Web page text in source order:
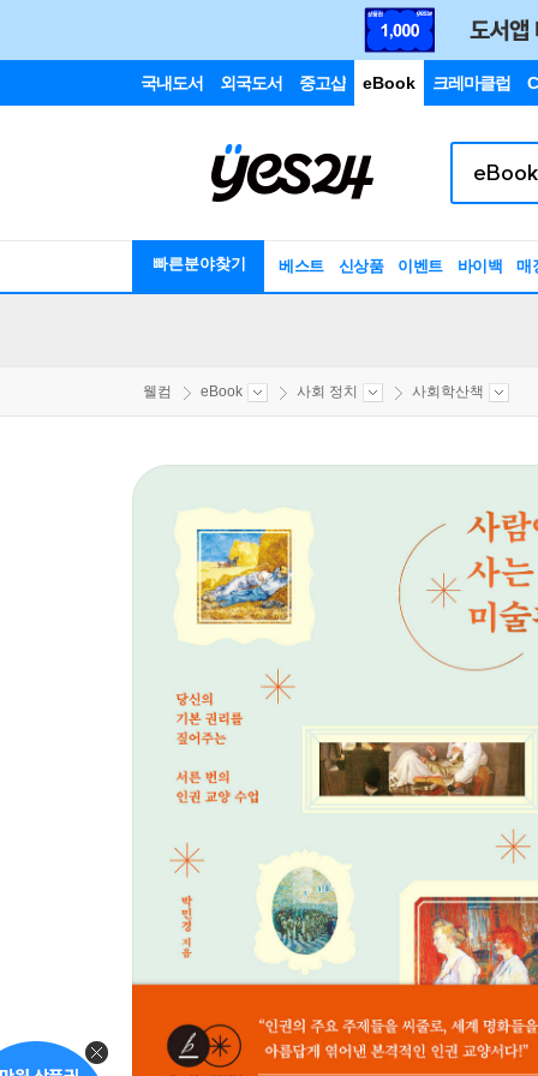
국내도서 외국도서 중고샵 eBook 크레마클럽
빠른분야찾기 베스트 신상품 이벤트 바이백 매
웰컴 eBook 사회 정치 사회학산책